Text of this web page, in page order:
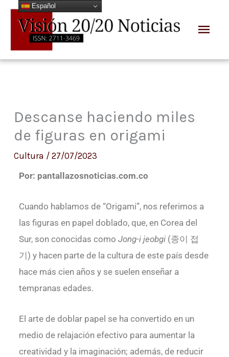
contenido
Descanse haciendo miles
de figuras en origami
Cultura / 27/07/2023
Por: pantallazosnoticias.com.co
Cuando hablamos de “Origami”, nos referimos a
las figuras en papel doblado, que, en Corea del
Sur, son conocidas como Jong-i jeobgi(종이 접
기) y hacen parte de la cultura de este país desde
hace más cien años y se suelen enseñar a
tempranas edades.
El arte de doblar papel se ha convertido en un
medio de relajación efectivo para aumentar la
creatividad y la imaginación; además, de reducir
Español